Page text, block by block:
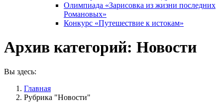
Олимпиада «Зарисовка из жизни последних
Романовых»
Конкурс «Путешествие к истокам»
Архив категорий: Новости
Вы здесь:
Главная
Рубрика "Новости"